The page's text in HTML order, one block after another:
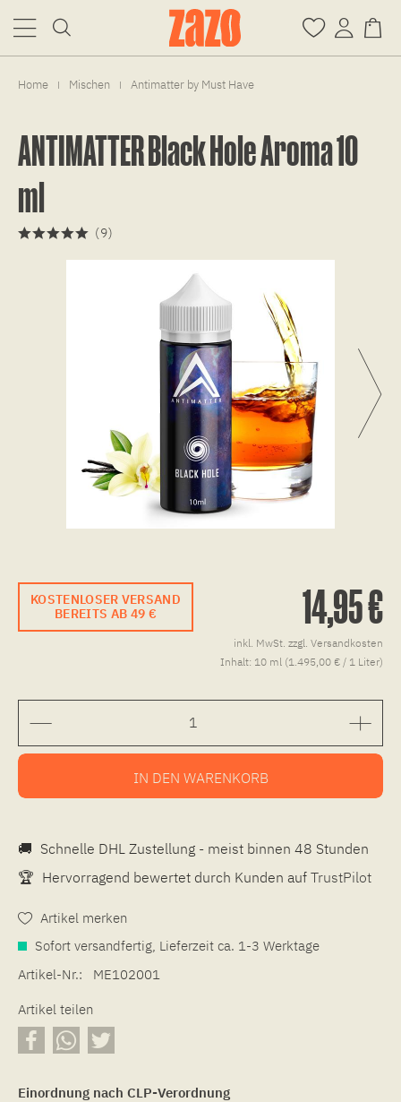
Home | Mischen | Antimatter by Must Have
ANTIMATTER Black Hole Aroma 10
ml
(9)
KOSTENLOSER VERSAND
BEREITS AB 49 €
14,95 €
inkl. MwSt. zzgl. Versandkosten
Inhalt: 10 ml (1.495,00 € / 1 Liter)
IN DEN WARENKORB
🚚 Schnelle DHL Zustellung - meist binnen 48 Stunden
🏆 Hervorragend bewertet durch Kunden auf TrustPilot
Artikel merken
Sofort versandfertig, Lieferzeit ca. 1-3 Werktage
Artikel-Nr.:
ME102001
Artikel teilen
Einordnung nach CLP-Verordnung